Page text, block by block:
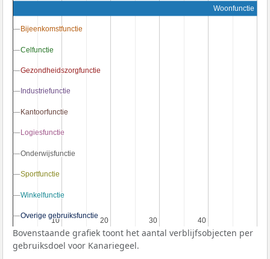
10
10 20
20 30
30 40
40
Woonfunctie
Bijeenkomstfunctie
Bijeenkomstfunctie
Celfunctie
Celfunctie
Gezondheidszorgfunctie
Gezondheidszorgfunctie
Industriefunctie
Industriefunctie
Kantoorfunctie
Kantoorfunctie
Logiesfunctie
Logiesfunctie
Onderwijsfunctie
Onderwijsfunctie
Sportfunctie
Sportfunctie
Winkelfunctie
Winkelfunctie
Overige gebruiksfunctie
Overige gebruiksfunctie
Bovenstaande grafiek toont het aantal verblijfsobjecten per
gebruiksdoel voor Kanariegeel.